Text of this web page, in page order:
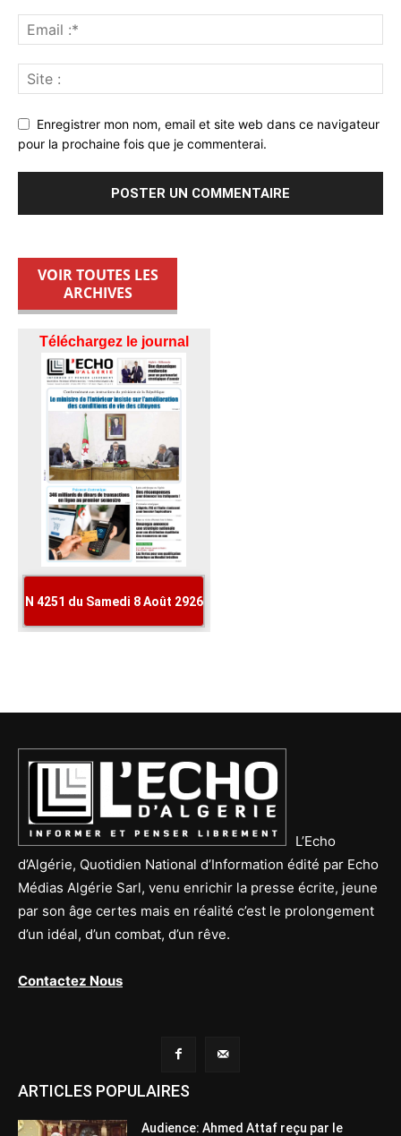
Enregistrer mon nom, email et site web dans ce navigateur
pour la prochaine fois que je commenterai.
VOIR TOUTES LES
ARCHIVES
L’Echo
d’Algérie, Quotidien National d’Information édité par Echo
Médias Algérie Sarl, venu enrichir la presse écrite, jeune
par son âge certes mais en réalité c’est le prolongement
d’un idéal, d’un combat, d’un rêve.
Contactez Nous
ARTICLES POPULAIRES
Audience: Ahmed Attaf reçu par le